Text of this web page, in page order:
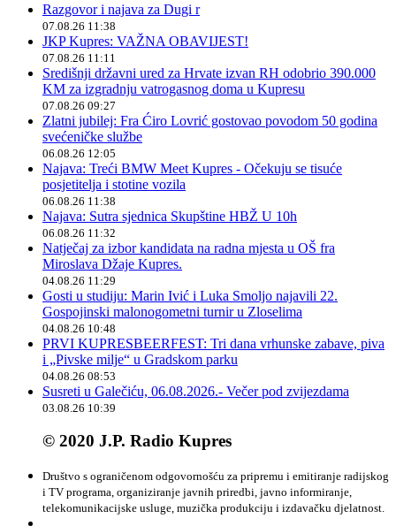
Razgovor i najava za Dugi r
07.08.26 11:38
JKP Kupres: VAŽNA OBAVIJEST!
07.08.26 11:11
Središnji državni ured za Hrvate izvan RH odobrio 390.000
KM za izgradnju vatrogasnog doma u Kupresu
07.08.26 09:27
Zlatni jubilej: Fra Ćiro Lovrić gostovao povodom 50 godina
svećeničke službe
06.08.26 12:05
Najava: Treći BMW Meet Kupres - Očekuju se tisuće
posjetitelja i stotine vozila
06.08.26 11:38
Najava: Sutra sjednica Skupštine HBŽ U 10h
06.08.26 11:32
Natječaj za izbor kandidata na radna mjesta u OŠ fra
Miroslava Džaje Kupres.
04.08.26 11:29
Gosti u studiju: Marin Ivić i Luka Smoljo najavili 22.
Gospojinski malonogometni turnir u Zloselima
04.08.26 10:48
PRVI KUPRESBEERFEST: Tri dana vrhunske zabave, piva
i „Pivske milje“ u Gradskom parku
04.08.26 08:53
Susreti u Galečiću, 06.08.2026.- Večer pod zvijezdama
03.08.26 10:39
© 2020 J.P. Radio Kupres
Društvo s ograničenom odgovornošću za pripremu i emitiranje radijskog
i TV programa, organiziranje javnih priredbi, javno informiranje,
telekomunikacijske usluge, muzička produkciju i izdavačku djelatnost.